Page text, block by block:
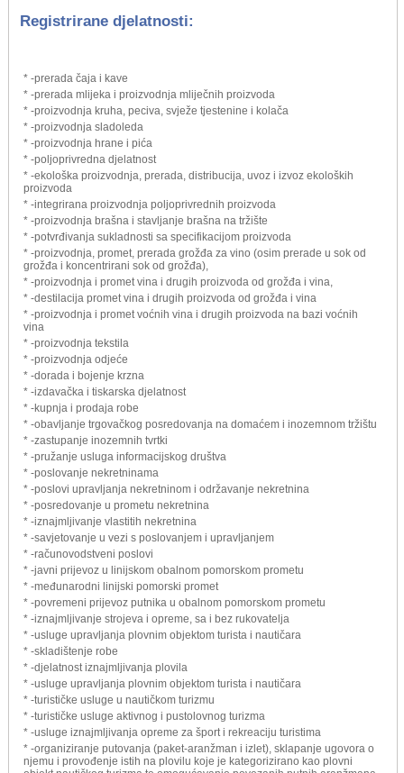
Registrirane djelatnosti:
* -prerada čaja i kave
* -prerada mlijeka i proizvodnja mliječnih proizvoda
* -proizvodnja kruha, peciva, svježe tjestenine i kolača
* -proizvodnja sladoleda
* -proizvodnja hrane i pića
* -poljoprivredna djelatnost
* -ekološka proizvodnja, prerada, distribucija, uvoz i izvoz ekoloških
proizvoda
* -integrirana proizvodnja poljoprivrednih proizvoda
* -proizvodnja brašna i stavljanje brašna na tržište
* -potvrđivanja sukladnosti sa specifikacijom proizvoda
* -proizvodnja, promet, prerada grožđa za vino (osim prerade u sok od
grožđa i koncentrirani sok od grožđa),
* -proizvodnja i promet vina i drugih proizvoda od grožđa i vina,
* -destilacija promet vina i drugih proizvoda od grožđa i vina
* -proizvodnja i promet voćnih vina i drugih proizvoda na bazi voćnih
vina
* -proizvodnja tekstila
* -proizvodnja odjeće
* -dorada i bojenje krzna
* -izdavačka i tiskarska djelatnost
* -kupnja i prodaja robe
* -obavljanje trgovačkog posredovanja na domaćem i inozemnom tržištu
* -zastupanje inozemnih tvrtki
* -pružanje usluga informacijskog društva
* -poslovanje nekretninama
* -poslovi upravljanja nekretninom i održavanje nekretnina
* -posredovanje u prometu nekretnina
* -iznajmljivanje vlastitih nekretnina
* -savjetovanje u vezi s poslovanjem i upravljanjem
* -računovodstveni poslovi
* -javni prijevoz u linijskom obalnom pomorskom prometu
* -međunarodni linijski pomorski promet
* -povremeni prijevoz putnika u obalnom pomorskom prometu
* -iznajmljivanje strojeva i opreme, sa i bez rukovatelja
* -usluge upravljanja plovnim objektom turista i nautičara
* -skladištenje robe
* -djelatnost iznajmljivanja plovila
* -usluge upravljanja plovnim objektom turista i nautičara
* -turističke usluge u nautičkom turizmu
* -turističke usluge aktivnog i pustolovnog turizma
* -usluge iznajmljivanja opreme za šport i rekreaciju turistima
* -organiziranje putovanja (paket-aranžman i izlet), sklapanje ugovora o
njemu i provođenje istih na plovilu koje je kategorizirano kao plovni